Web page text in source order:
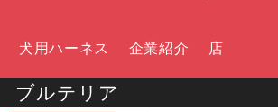
犬用ハーネス 企業紹介 店
ブルテリア